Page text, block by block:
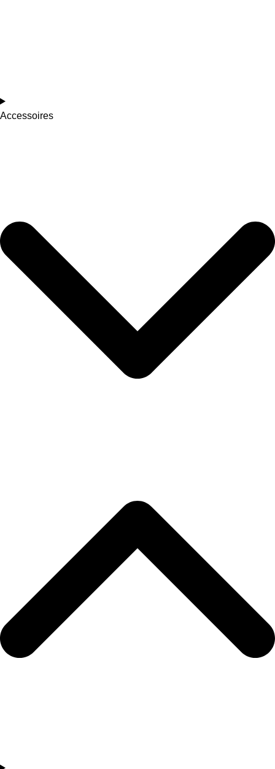
Accessoires